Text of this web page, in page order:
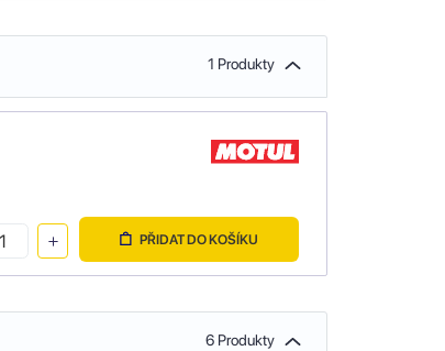
1 Produkty
PŘIDAT DO KOŠÍKU
6 Produkty